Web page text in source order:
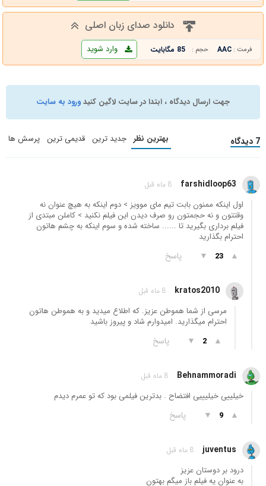
دانلود صدای زبان اصلی
فرمت : AAC حجم : 85 مگابایت وارد شوید
جهت ارسال دیدگاه ، ابتدا در سایت لاگین کنیدورود به سایت
7 دیدگاه بهترین نظر جدید ترین قدیمی ترین پرسش ها
farshidloop63 8 ماه قبل
اول اینکه ممنون بابت تیم مای موویز > دوم اینکه به هیچ عنوان نه
وقتتون و نه حجمتون رو صرف دیدن این فیلم نکنید > کاملن مبتدی از
فیلم برداری بگیرید تا ...... ساخته شده و سوم اینکه به چشم هاتون
احترام بگذارید
▲
23
▼ پاسخ
kratos2010 8 ماه قبل
مرسی از شما هموطن عزیز. که اطلاع میدید و به هموطن هاتون
احترام میگذارید. امیدوارم شاد و پیروز باشید
▲
2
▼ پاسخ
Behnammoradi 8 ماه قبل
خیلییی خیلیییی افتضاح . بدترین فیلمی بود که تو عمرم دیدم
▲
9
▼ پاسخ
juventus 8 ماه قبل
درود بر دوستان عزیز
به عنوان یه فیلم باز میگم بهتون